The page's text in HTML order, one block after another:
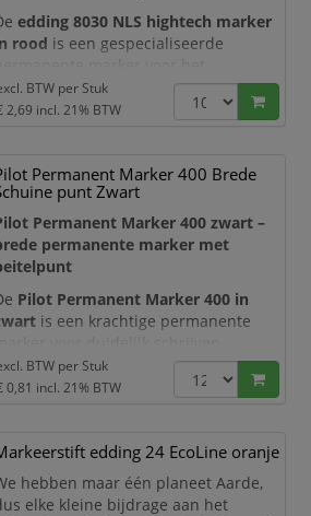
edding 8030 NLS hightech marker
rood is een gespecialiseerde
markeren en beschrijven
vrijwel alle gangbare materialen.
scheepsbouw en nucleaire
, waar resten van chloor,
of corrosieve stoffen
gevolgen
BTW per Stuk
2,69 incl. 21% BTW
Permanent Marker 400 Brede
punt Zwart
Permanent Marker 400 zwart –
permanente marker met
Pilot Permanent Marker 400 in
is een krachtige permanente
en markeren op
oppervlakken. De
op onder andere karton,
metaal, glas en hout.
marker is geschikt voor dagelijks
BTW per Stuk
0,81 incl. 21% BTW
edding 24 EcoLine oranje
hebben maar één planeet Aarde,
elke kleine bijdrage aan het